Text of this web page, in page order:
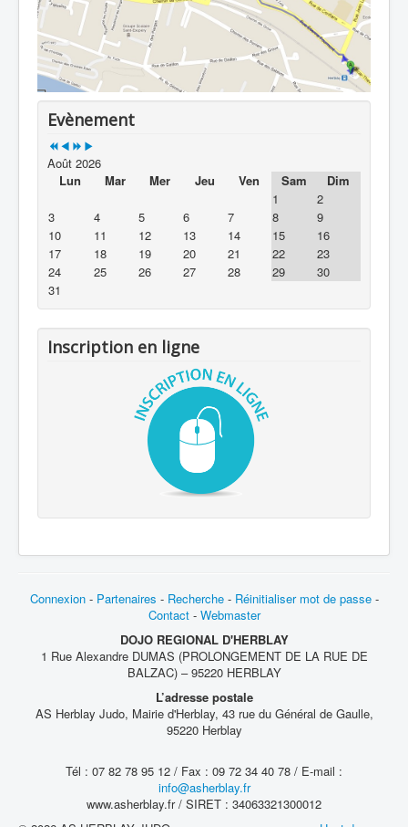
Evènement
Août 2026
Lun
Mar Mer Jeu Ven Sam
Dim
1
2
3
4 5 6 7 8
9
10
11 12 13 14 15
16
17
18 19 20 21 22
23
24
25 26 27 28 29
30
31
Inscription en ligne
Connexion - Partenaires - Recherche- Réinitialiser mot de passe-
Contact- Webmaster
DOJO REGIONAL D'HERBLAY
1 Rue Alexandre DUMAS (PROLONGEMENT DE LA RUE DE
BALZAC) – 95220 HERBLAY
L’adresse postale
AS Herblay Judo, Mairie d'Herblay, 43 rue du Général de Gaulle,
95220 Herblay
Tél : 07 82 78 95 12 / Fax : 09 72 34 40 78 / E-mail :
info@asherblay.fr
www.asherblay.fr / SIRET : 34063321300012